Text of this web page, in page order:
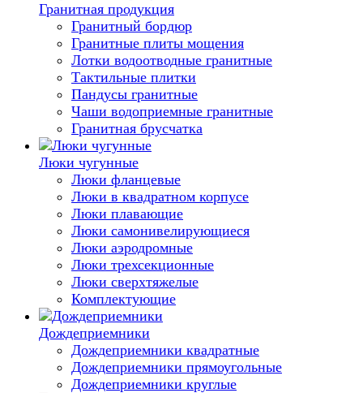
Гранитная продукция
Гранитный бордюр
Гранитные плиты мощения
Лотки водоотводные гранитные
Тактильные плитки
Пандусы гранитные
Чаши водоприемные гранитные
Гранитная брусчатка
Люки чугунные
Люки фланцевые
Люки в квадратном корпусе
Люки плавающие
Люки самонивелирующиеся
Люки аэродромные
Люки трехсекционные
Люки сверхтяжелые
Комплектующие
Дождеприемники
Дождеприемники квадратные
Дождеприемники прямоугольные
Дождеприемники круглые